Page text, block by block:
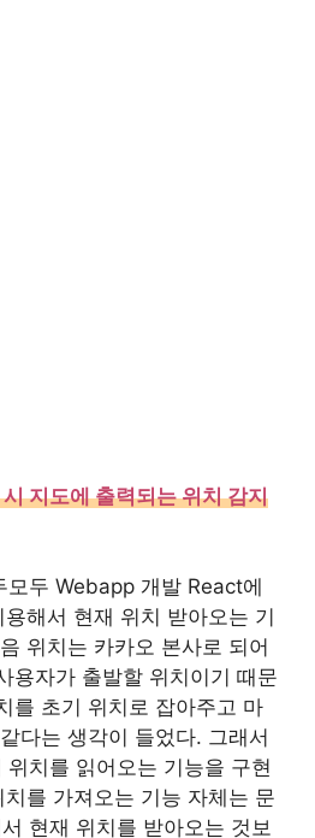
지도에 출력되는 위치 감지
모두 Webapp 개발 React에
해서 현재 위치 받아오는 기
위치는 카카오 본사로 되어
용자가 출발할 위치이기 때문
를 초기 위치로 잡아주고 마
다는 생각이 들었다. 그래서
치를 읽어오는 기능을 구현
를 가져오는 기능 자체는 문
현재 위치를 받아오는 것보